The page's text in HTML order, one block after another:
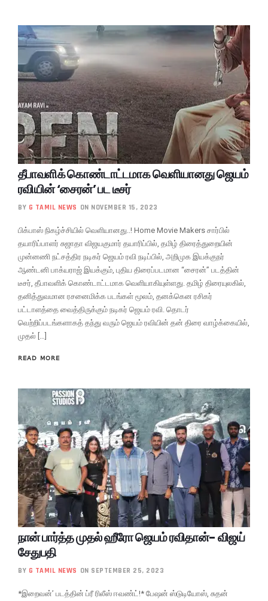
தீபாவளிக் கொண்டாட்டமாக வெளியானது ஜெயம்
ரவியின் ‘சைரன்’ பட டீசர்
BY G TAMIL NEWS ON NOVEMBER 15, 2023
பிக்பாஸ் நிகழ்ச்சியில் வெளியானது..! Home Movie Makers சார்பில்
தயாரிப்பாளர் சுஜாதா விஜயகுமார் தயாரிப்பில், தமிழ் திரைத்துறையின்
முன்னணி நட்சத்திர நடிகர் ஜெயம் ரவி நடிப்பில், அறிமுக இயக்குநர்
ஆண்டனி பாக்யராஜ் இயக்கும், புதிய திரைப்படமான “சைரன்” படத்தின்
டீசர், தீபாவளிக் கொண்டாட்டமாக வெளியாகியுள்ளது. தமிழ் திரையுலகில்,
தனித்துவமான ரசனைமிக்க படங்கள் மூலம், தனக்கென ரசிகர்
பட்டாளத்தை வைத்திருக்கும் நடிகர் ஜெயம் ரவி. தொடர்
வெற்றிப்படங்களாகத் தந்து வரும் ஜெயம் ரவியின் தன் திரை வாழ்க்கையில்,
முதல் […]
READ MORE
நான் பார்த்த முதல் ஹீரோ ஜெயம் ரவிதான்- விஜய்
சேதுபதி
BY G TAMIL NEWS ON SEPTEMBER 25, 2023
*இறைவன்’ படத்தின் ப்ரீ ரிலீஸ் ஈவண்ட்!* பேஷன் ஸ்டுடியோஸ், சுதன்